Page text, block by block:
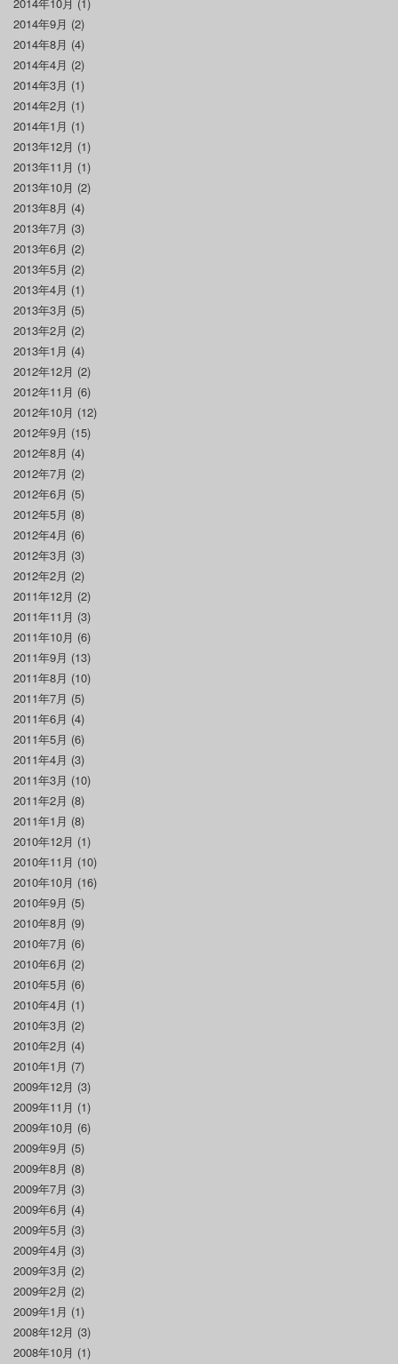
2014年9月 (2)
2014年8月 (4)
2014年4月 (2)
2014年3月 (1)
2014年2月 (1)
2014年1月 (1)
2013年12月 (1)
2013年11月 (1)
2013年10月 (2)
2013年8月 (4)
2013年7月 (3)
2013年6月 (2)
2013年5月 (2)
2013年4月 (1)
2013年3月 (5)
2013年2月 (2)
2013年1月 (4)
2012年12月 (2)
2012年11月 (6)
2012年10月 (12)
2012年9月 (15)
2012年8月 (4)
2012年7月 (2)
2012年6月 (5)
2012年5月 (8)
2012年4月 (6)
2012年3月 (3)
2012年2月 (2)
2011年12月 (2)
2011年11月 (3)
2011年10月 (6)
2011年9月 (13)
2011年8月 (10)
2011年7月 (5)
2011年6月 (4)
2011年5月 (6)
2011年4月 (3)
2011年3月 (10)
2011年2月 (8)
2011年1月 (8)
2010年12月 (1)
2010年11月 (10)
2010年10月 (16)
2010年9月 (5)
2010年8月 (9)
2010年7月 (6)
2010年6月 (2)
2010年5月 (6)
2010年4月 (1)
2010年3月 (2)
2010年2月 (4)
2010年1月 (7)
2009年12月 (3)
2009年11月 (1)
2009年10月 (6)
2009年9月 (5)
2009年8月 (8)
2009年7月 (3)
2009年6月 (4)
2009年5月 (3)
2009年4月 (3)
2009年3月 (2)
2009年2月 (2)
2009年1月 (1)
2008年12月 (3)
2008年10月 (1)